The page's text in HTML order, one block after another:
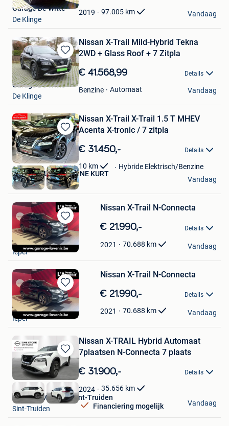
Favorieten
2019 97.005 km
Garage De Witte
De Klinge
Vandaag
Bewaren
in
Mijn
Favorieten
Nissan X-Trail Mild-Hybrid Tekna
2WD + Glass Roof + 7 Zitpla
€ 41.568,99 Details
Benzine Automaat
Garage De Witte
De Klinge
Vandaag
Bewaren
in
Mijn
Favorieten
Nissan X-Trail X-Trail 1.5 T MHEV
Acenta X-tronic / 7 zitpla
€ 31.450,- Details
10 km
Hybride Elektrisch/Benzine
Garage ️ AUTO'S BOONE KURT
Kortrijk
Vandaag
Bewaren
in
Mijn
Favorieten
Nissan X-Trail N-Connecta
€ 21.990,- Details
2021 70.688 km
Garage L'Avenir
Ieper
Vandaag
Bewaren
in
Mijn
Favorieten
Nissan X-Trail N-Connecta
€ 21.990,- Details
2021 70.688 km
Garage L'Avenir
Ieper
Vandaag
Bewaren
in
Mijn
Favorieten
Nissan X-TRAIL Hybrid Automaat
7plaatsen N-Connecta 7 plaats
€ 31.900,- Details
2024 35.656 km
Financiering mogelijk
Nissan GMS Store Sint-Truiden
Sint-Truiden
Vandaag